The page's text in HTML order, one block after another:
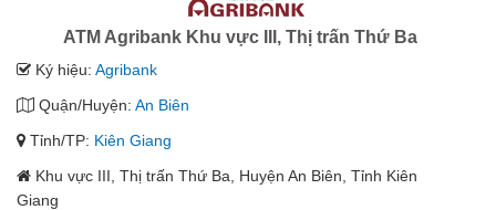
ATM Agribank Khu vực III, Thị trấn Thứ Ba
Ký hiệu: Agribank
Quận/Huyện: An Biên
Tỉnh/TP: Kiên Giang
Khu vực III, Thị trấn Thứ Ba, Huyện An Biên, Tỉnh Kiên
Giang